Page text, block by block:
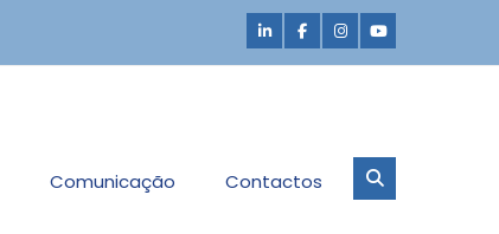
Comunicação Contactos